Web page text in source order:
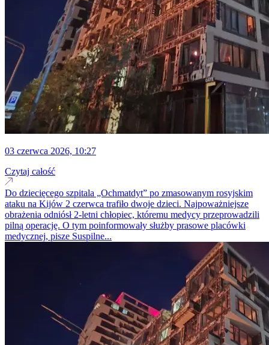
03 czerwca 2026, 10:27
Czytaj całość
Do dziecięcego szpitala „Ochmatdyt” po zmasowanym rosyjskim
ataku na Kijów 2 czerwca trafiło dwoje dzieci. Najpoważniejsze
obrażenia odniósł 2-letni chłopiec, któremu medycy przeprowadzili
pilną operację. O tym poinformowały służby prasowe placówki
medycznej, pisze Suspilne...